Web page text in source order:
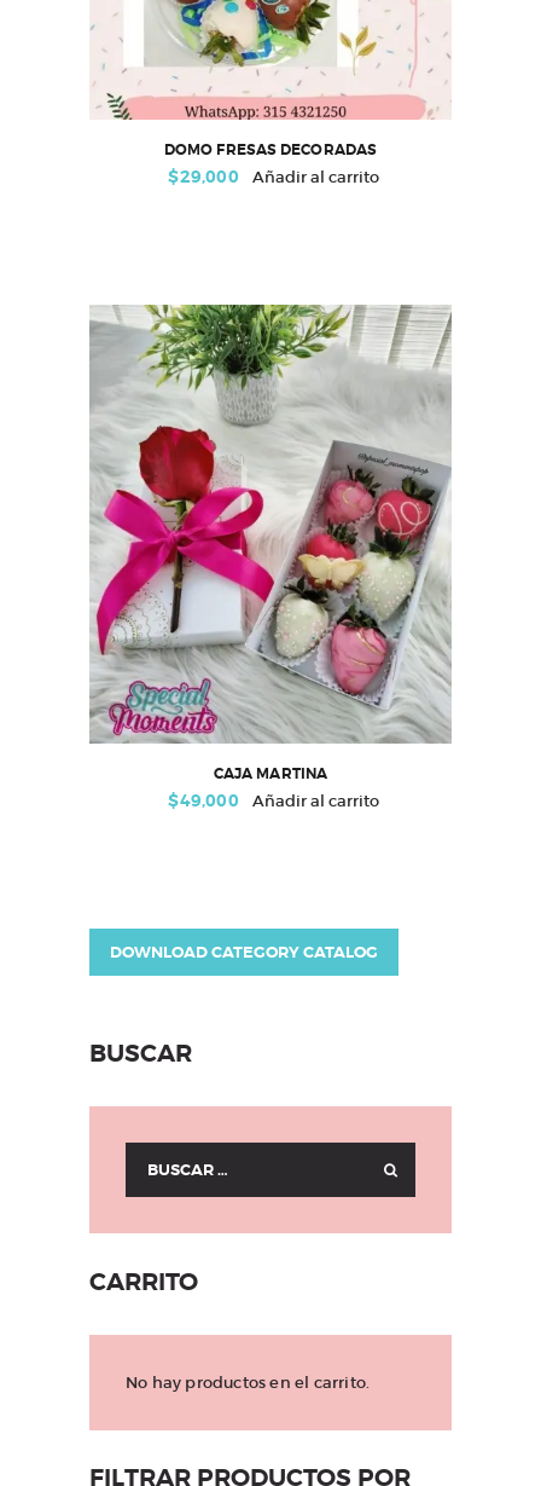
DOMO FRESAS DECORADAS
$29,000 Añadir al carrito
CAJA MARTINA
$49,000 Añadir al carrito
DOWNLOAD CATEGORY CATALOG
BUSCAR
CARRITO
No hay productos en el carrito.
FILTRAR PRODUCTOS POR